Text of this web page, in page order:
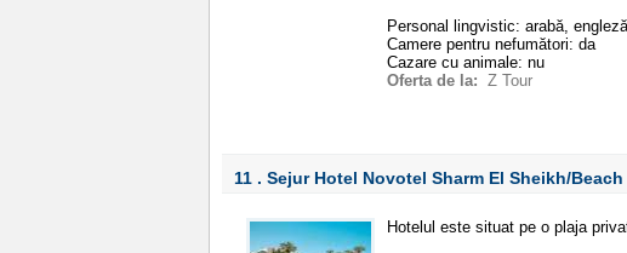
Personal lingvistic: arabă,
Camere pentru nefumători: da
Cazare cu animale: nu
Oferta de la: Z Tour
11 . Sejur Hotel Novotel Sharm El Sheikh/
Hotelul este situat pe o plaja